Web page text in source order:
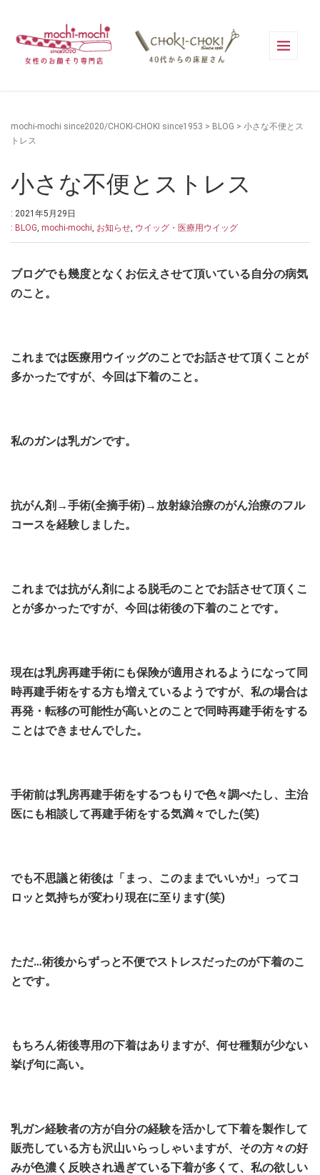
mochi-mochi since2020/CHOKI-CHOKI since1953 > BLOG > 小さな不便とス
トレス
小さな不便とストレス
: 2021年5月29日
: BLOG, mochi-mochi, お知らせ, ウイッグ・医療用ウイッグ
ブログでも幾度となくお伝えさせて頂いている自分の病気
のこと。
これまでは医療用ウイッグのことでお話させて頂くことが
多かったですが、今回は下着のこと。
私のガンは乳ガンです。
抗がん剤→手術(全摘手術)→放射線治療のがん治療のフル
コースを経験しました。
これまでは抗がん剤による脱毛のことでお話させて頂くこ
とが多かったですが、今回は術後の下着のことです。
現在は乳房再建手術にも保険が適用されるようになって同
時再建手術をする方も増えているようですが、私の場合は
再発・転移の可能性が高いとのことで同時再建手術をする
ことはできませんでした。
手術前は乳房再建手術をするつもりで色々調べたし、主治
医にも相談して再建手術をする気満々でした(笑)
でも不思議と術後は「まっ、このままでいいか!」ってコ
ロッと気持ちが変わり現在に至ります(笑)
ただ…術後からずっと不便でストレスだったのが下着のこ
とです。
もちろん術後専用の下着はありますが、何せ種類が少ない
挙げ句に高い。
乳ガン経験者の方が自分の経験を活かして下着を製作して
販売している方も沢山いらっしゃいますが、その方々の好
みが色濃く反映され過ぎている下着が多くて、私の欲しい